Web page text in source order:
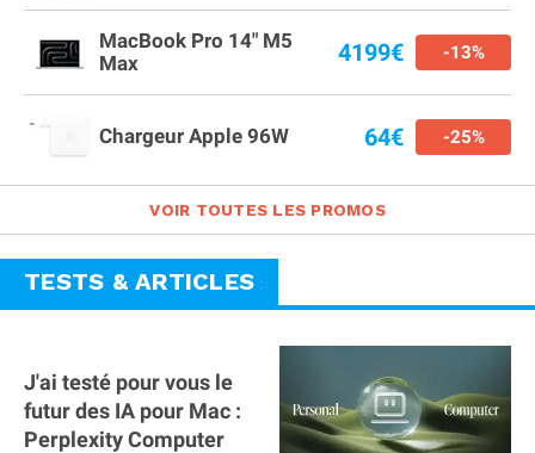
MacBook Pro 14" M5
Max
4199€ -13%
Chargeur Apple 96W 64€ -25%
VOIR TOUTES LES PROMOS
TESTS & ARTICLES
J'ai testé pour vous le
futur des IA pour Mac :
Perplexity Computer